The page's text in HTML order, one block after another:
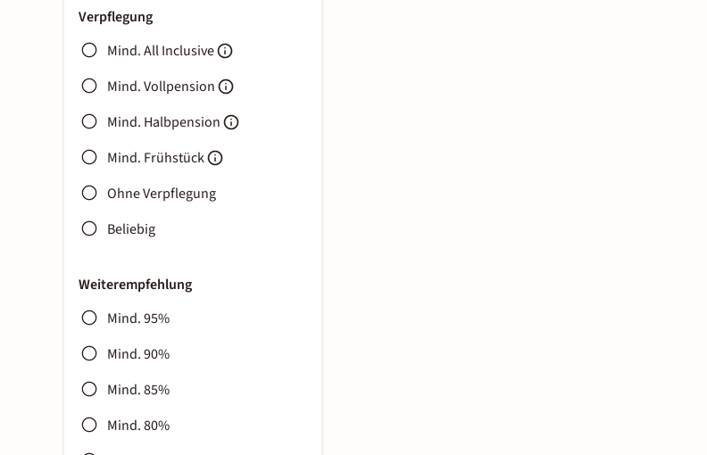
Verpflegung
Mind. All Inclusive
Mind. Vollpension
Mind. Halbpension
Mind. Frühstück
Ohne Verpflegung
Beliebig
Weiterempfehlung
Mind. 95%
Mind. 90%
Mind. 85%
Mind. 80%